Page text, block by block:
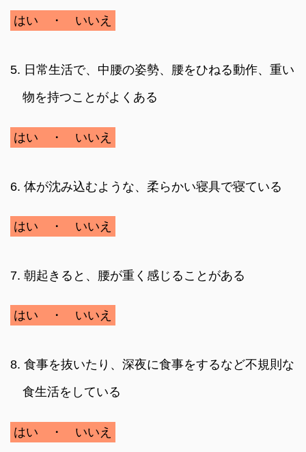
はい ・ いいえ
5. 日常生活で、中腰の姿勢、腰をひねる動作、重い
物を持つことがよくある
はい ・ いいえ
6. 体が沈み込むような、柔らかい寝具で寝ている
はい ・ いいえ
7. 朝起きると、腰が重く感じることがある
はい ・ いいえ
8. 食事を抜いたり、深夜に食事をするなど不規則な
食生活をしている
はい ・ いいえ